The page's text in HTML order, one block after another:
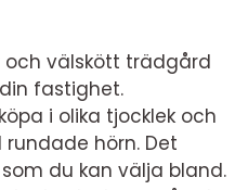
välskött trädgård
fastighet.
i olika tjocklek och
hörn. Det
du kan välja bland.